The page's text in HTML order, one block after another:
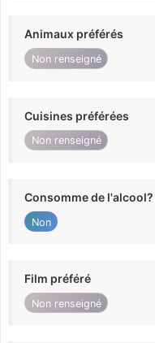
Animaux préférés
Non renseigné
Cuisines préférées
Non renseigné
Consomme de l'alcool?
Non
Film préféré
Non renseigné